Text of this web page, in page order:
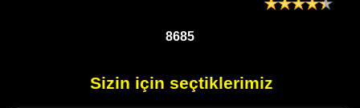
8685
Sizin için seçtiklerimiz